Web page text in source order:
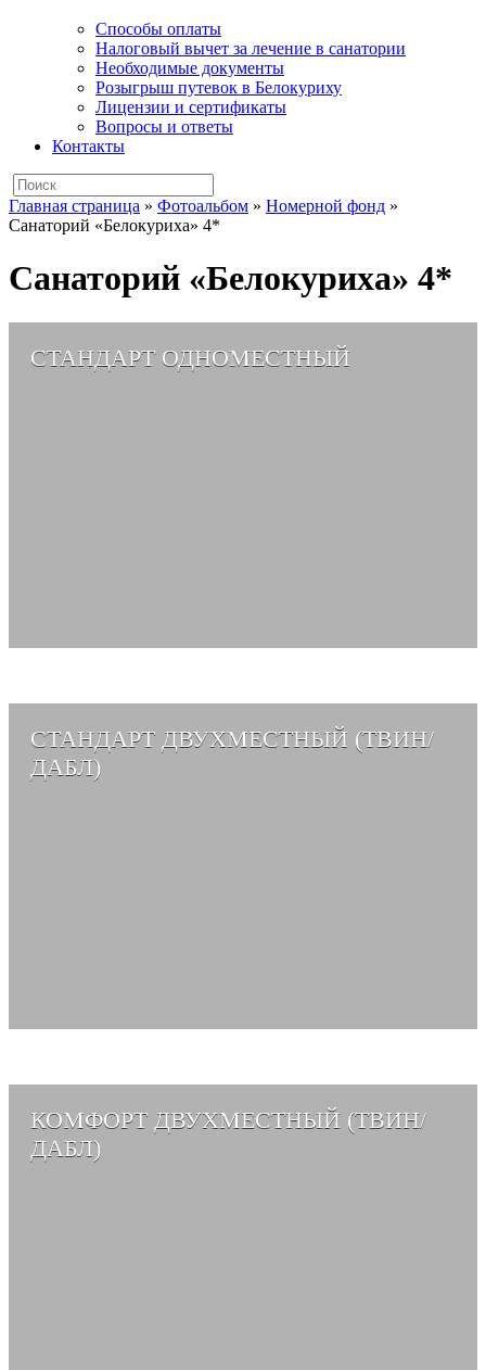
Способы оплаты
Налоговый вычет за лечение в санатории
Необходимые документы
Розыгрыш путевок в Белокуриху
Лицензии и сертификаты
Вопросы и ответы
Контакты
Главная страница » Фотоальбом » Номерной фонд »
Санаторий «Белокуриха» 4*
Санаторий «Белокуриха» 4*
СТАНДАРТ ОДНОМЕСТНЫЙ
СМОТРЕТЬ АЛЬБОМ →
СТАНДАРТ ДВУХМЕСТНЫЙ (ТВИН/
ДАБЛ)
СМОТРЕТЬ АЛЬБОМ →
КОМФОРТ ДВУХМЕСТНЫЙ (ТВИН/
ДАБЛ)